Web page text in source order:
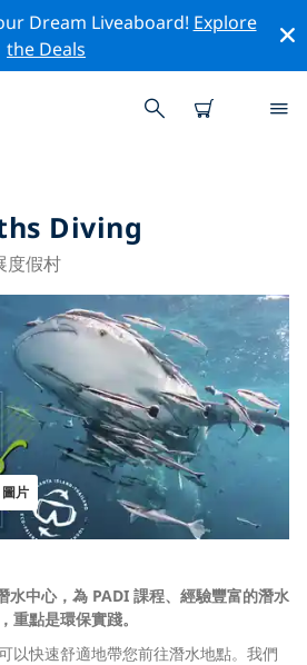
Dream Liveaboard! Explore
the Deals
Diving
度假村
片
水中心，為 PADI 課程、經驗豐富的潛水
重點是環保實踐。
以快速舒適地帶您前往潛水地點。我們